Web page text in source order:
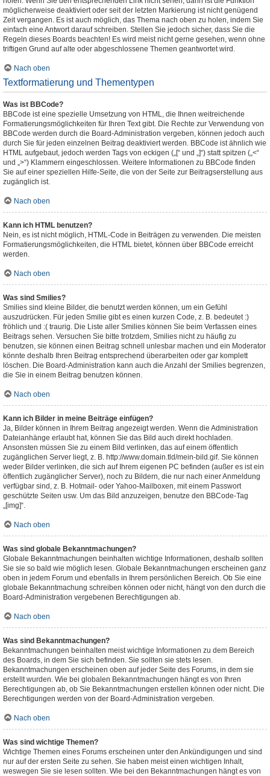
möglicherweise deaktiviert oder seit der letzten Markierung ist nicht genügend
Zeit vergangen. Es ist auch möglich, das Thema nach oben zu holen, indem Sie
einfach eine Antwort darauf schreiben. Stellen Sie jedoch sicher, dass Sie die
Regeln dieses Boards beachten! Es wird meist nicht gerne gesehen, wenn ohne
triftigen Grund auf alte oder abgeschlossene Themen geantwortet wird.
Nach oben
Textformatierung und Thementypen
Was ist BBCode?
BBCode ist eine spezielle Umsetzung von HTML, die Ihnen weitreichende
Formatierungsmöglichkeiten für Ihren Text gibt. Die Rechte zur Verwendung von
BBCode werden durch die Board-Administration vergeben, können jedoch auch
durch Sie für jeden einzelnen Beitrag deaktiviert werden. BBCode ist ähnlich wie
HTML aufgebaut, jedoch werden Tags von eckigen („[“ und „]“) statt spitzen („<“
und „>“) Klammern eingeschlossen. Weitere Informationen zu BBCode finden
Sie auf einer speziellen Hilfe-Seite, die von der Seite zur Beitragserstellung aus
zugänglich ist.
Nach oben
Kann ich HTML benutzen?
Nein, es ist nicht möglich, HTML-Code in Beiträgen zu verwenden. Die meisten
Formatierungsmöglichkeiten, die HTML bietet, können über BBCode erreicht
werden.
Nach oben
Was sind Smilies?
Smilies sind kleine Bilder, die benutzt werden können, um ein Gefühl
auszudrücken. Für jeden Smilie gibt es einen kurzen Code, z. B. bedeutet :)
fröhlich und :( traurig. Die Liste aller Smilies können Sie beim Verfassen eines
Beitrags sehen. Versuchen Sie bitte trotzdem, Smilies nicht zu häufig zu
benutzen, sie können einen Beitrag schnell unlesbar machen und ein Moderator
könnte deshalb Ihren Beitrag entsprechend überarbeiten oder gar komplett
löschen. Die Board-Administration kann auch die Anzahl der Smilies begrenzen,
die Sie in einem Beitrag benutzen können.
Nach oben
Kann ich Bilder in meine Beiträge einfügen?
Ja, Bilder können in Ihrem Beitrag angezeigt werden. Wenn die Administration
Dateianhänge erlaubt hat, können Sie das Bild auch direkt hochladen.
Ansonsten müssen Sie zu einem Bild verlinken, das auf einem öffentlich
zugänglichen Server liegt, z. B. http://www.domain.tld/mein-bild.gif. Sie können
weder Bilder verlinken, die sich auf Ihrem eigenen PC befinden (außer es ist ein
öffentlich zugänglicher Server), noch zu Bildern, die nur nach einer Anmeldung
verfügbar sind, z. B. Hotmail- oder Yahoo-Mailboxen, mit einem Passwort
geschützte Seiten usw. Um das Bild anzuzeigen, benutze den BBCode-Tag
„[img]“.
Nach oben
Was sind globale Bekanntmachungen?
Globale Bekanntmachungen beinhalten wichtige Informationen, deshalb sollten
Sie sie so bald wie möglich lesen. Globale Bekanntmachungen erscheinen ganz
oben in jedem Forum und ebenfalls in Ihrem persönlichen Bereich. Ob Sie eine
globale Bekanntmachung schreiben können oder nicht, hängt von den durch die
Board-Administration vergebenen Berechtigungen ab.
Nach oben
Was sind Bekanntmachungen?
Bekanntmachungen beinhalten meist wichtige Informationen zu dem Bereich
des Boards, in dem Sie sich befinden. Sie sollten sie stets lesen.
Bekanntmachungen erscheinen oben auf jeder Seite des Forums, in dem sie
erstellt wurden. Wie bei globalen Bekanntmachungen hängt es von Ihren
Berechtigungen ab, ob Sie Bekanntmachungen erstellen können oder nicht. Die
Berechtigungen werden von der Board-Administration vergeben.
Nach oben
Was sind wichtige Themen?
Wichtige Themen eines Forums erscheinen unter den Ankündigungen und sind
nur auf der ersten Seite zu sehen. Sie haben meist einen wichtigen Inhalt,
weswegen Sie sie lesen sollten. Wie bei den Bekanntmachungen hängt es von